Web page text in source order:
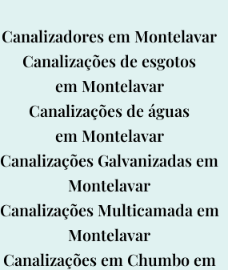
Canalizadores em Montelavar
Canalizações de esgotos
em Montelavar
Canalizações de águas
em Montelavar
Canalizações Galvanizadas em
Montelavar
Canalizações Multicamada em
Montelavar
Canalizações em Chumbo em